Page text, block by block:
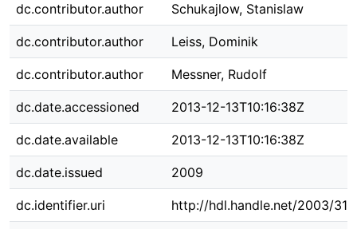
dc.contributor.author Schukajlow, Stanislaw
dc.contributor.author Leiss, Dominik
dc.contributor.author Messner, Rudolf
dc.date.accessioned 2013-12-13T10:16:38Z
dc.date.available 2013-12-13T10:16:38Z
dc.date.issued 2009
dc.identifier.uri http://hdl.handle.net/2003/